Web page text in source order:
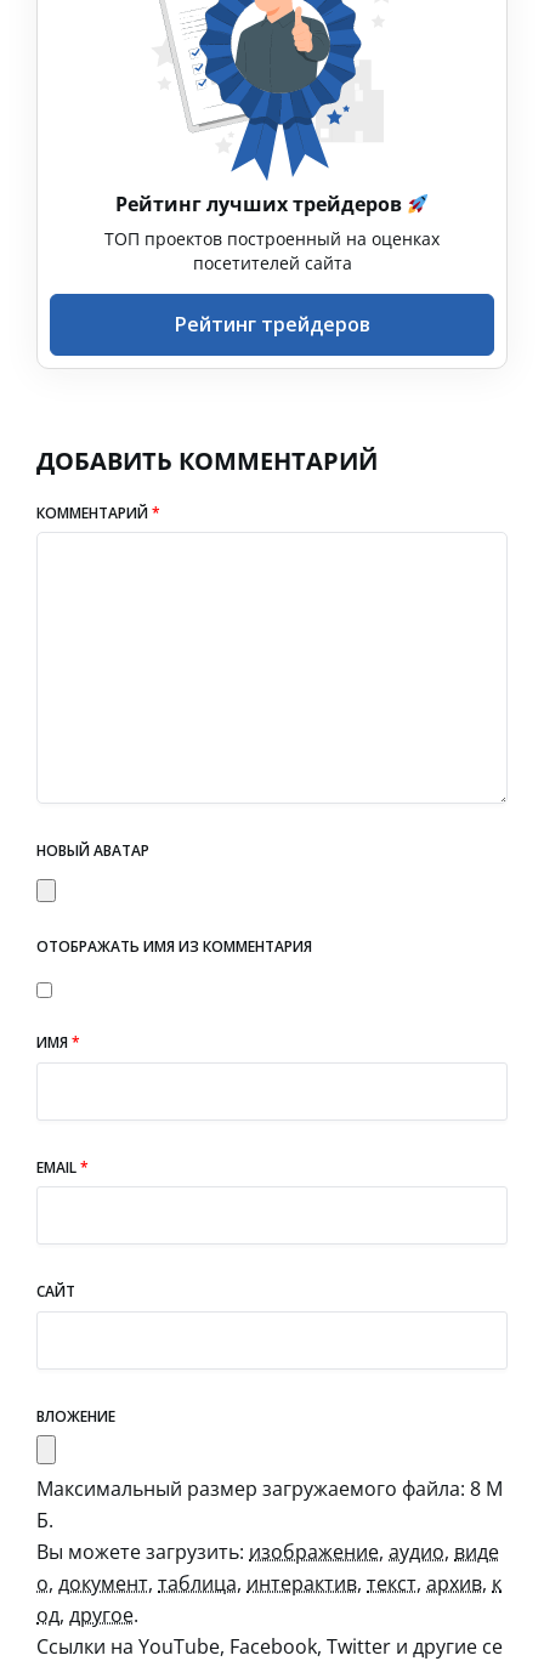
Рейтинг лучших трейдеров
ТОП проектов построенный на оценках
посетителей сайта
Рейтинг трейдеров
ДОБАВИТЬ КОММЕНТАРИЙ
КОММЕНТАРИЙ*
НОВЫЙ АВАТАР
ОТОБРАЖАТЬ ИМЯ ИЗ КОММЕНТАРИЯ
ИМЯ*
EMAIL*
САЙТ
ВЛОЖЕНИЕ
Максимальный размер загружаемого файла: 8 М
Б.
Вы можете загрузить: изображение, аудио, виде
о, документ, таблица, интерактив, текст, архив, к
од, другое.
Ссылки на YouTube, Facebook, Twitter и другие се